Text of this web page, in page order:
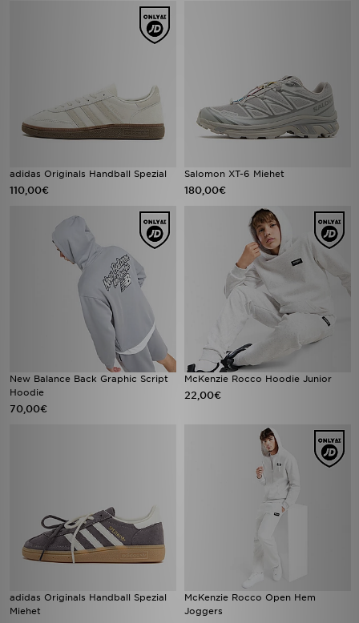
adidas Originals Handball Spezial
110,00€
Salomon XT-6 Miehet
180,00€
New Balance Back Graphic Script
Hoodie
70,00€
McKenzie Rocco Hoodie Junior
22,00€
adidas Originals Handball Spezial
Miehet
McKenzie Rocco Open Hem
Joggers